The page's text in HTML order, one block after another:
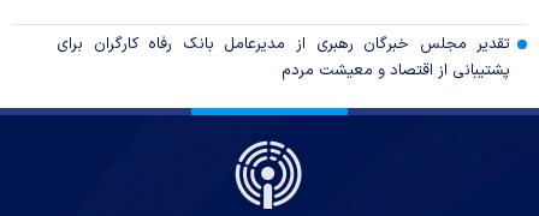
تقدیر مجلس خبرگان رهبری از مدیرعامل بانک رفاه کارگران برای
پشتیبانی از اقتصاد و معیشت مردم